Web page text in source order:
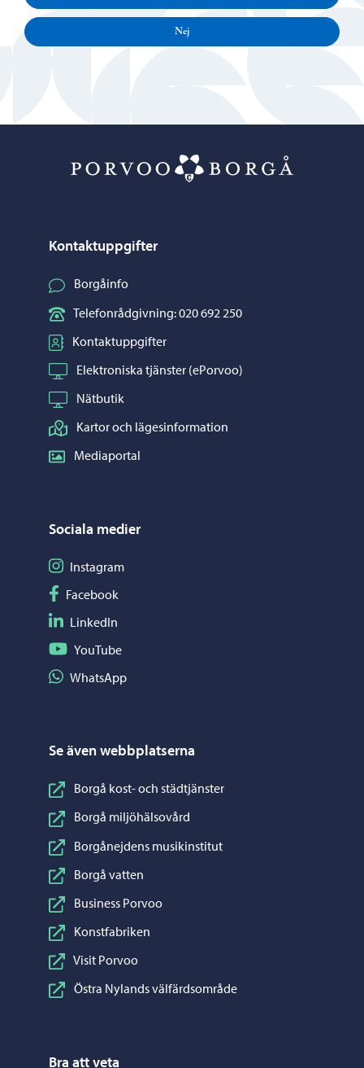
Nej
Kontaktuppgifter
Borgåinfo
Telefonrådgivning: 020 692 250
Kontaktuppgifter
Elektroniska tjänster (ePorvoo)
Nätbutik
Kartor och lägesinformation
Mediaportal
Sociala medier
Följ på Instagram
Instagram
Följ på Facebook
Facebook
Följ på LinkedIn
LinkedIn
Följ på YouTube
YouTube
Dela på WhatsApp
WhatsApp
Se även webbplatserna
Borgå kost- och städtjänster
Borgå miljöhälsovård
Borgånejdens musikinstitut
Borgå vatten
Business Porvoo
Konstfabriken
Visit Porvoo
Östra Nylands välfärdsområde
Bra att veta